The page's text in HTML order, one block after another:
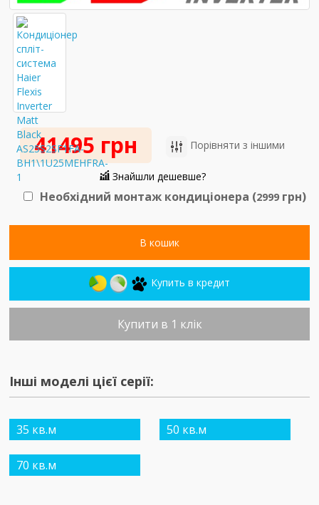
41495 грн Порівняти з іншими
Знайшли дешевше?
Необхідний монтаж кондиціонера (2999 грн)
В кошик
Купить в кредит
Купити в 1 клік
Інші моделі цієї серії:
35 кв.м 50 кв.м
70 кв.м